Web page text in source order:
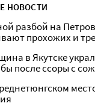
НОВОСТИ
разбой на
прохожих и
в Якутске
после ссоры с